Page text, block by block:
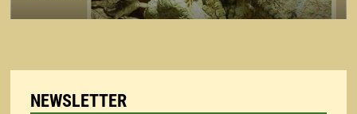
NEWSLETTER